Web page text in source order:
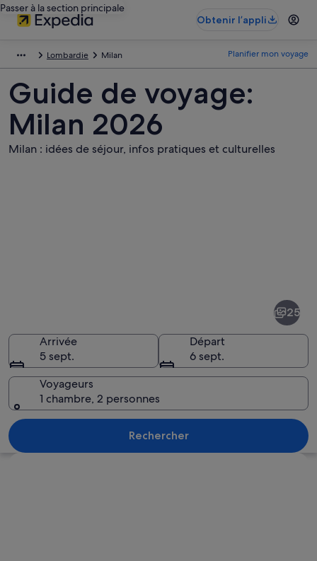
Passer à la section principale
Obtenir l’appli
Lombardie Milan Planifier mon voyage
Guide de voyage:
Milan 2026
Milan : idées de séjour, infos pratiques et culturelles
Un tramway circulant sur des rails,
25
Arrivée
5 sept.
Départ
6 sept.
Voyageurs
1 chambre, 2 personnes
Rechercher